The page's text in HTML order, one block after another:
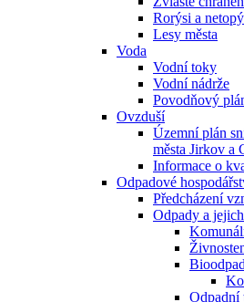
Rorýsi a
Lesy města
Voda
Vodní toky
Vodní nádrže
Povodňový
Ovzduší
Územní plán
města Jirkov a
Informace o
Odpadové
Předcházení
Odpady a
Bioodpad
Odpadní